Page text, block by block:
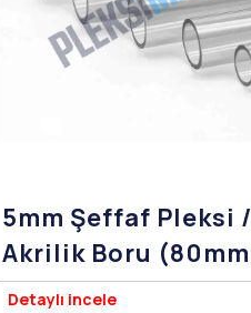
5mm Şeffaf Pleksi /
Akrilik Boru (80mm
Çap)
Detaylı incele